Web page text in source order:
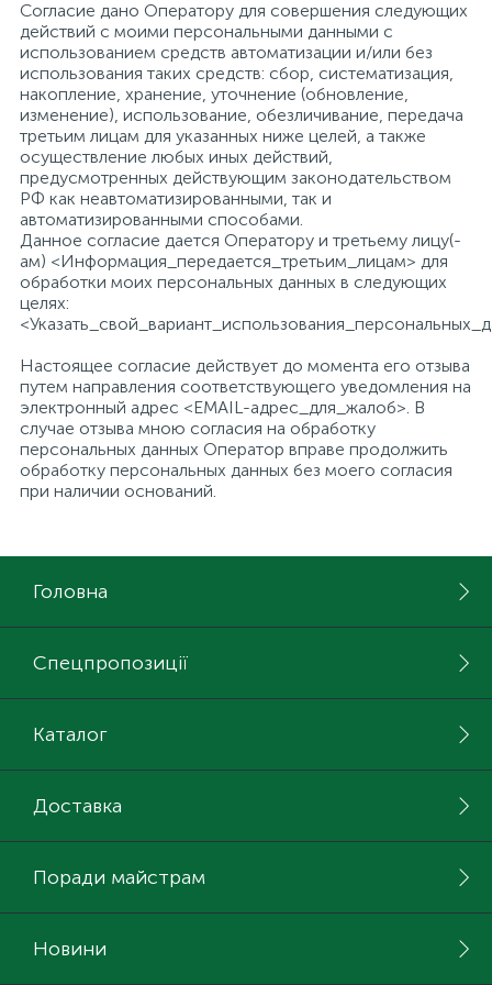
Согласие дано Оператору для совершения следующих
действий с моими персональными данными с
использованием средств автоматизации и/или без
использования таких средств: сбор, систематизация,
накопление, хранение, уточнение (обновление,
изменение), использование, обезличивание, передача
третьим лицам для указанных ниже целей, а также
осуществление любых иных действий,
предусмотренных действующим законодательством
РФ как неавтоматизированными, так и
автоматизированными способами.
Данное согласие дается Оператору и третьему лицу(-
ам) <Информация_передается_третьим_лицам> для
обработки моих персональных данных в следующих
целях:
Настоящее согласие действует до момента его отзыва
путем направления соответствующего уведомления на
электронный адрес <EMAIL-адрес_для_жалоб>. В
случае отзыва мною согласия на обработку
персональных данных Оператор вправе продолжить
обработку персональных данных без моего согласия
при наличии оснований.
Головна
Спецпропозиції
Каталог
Доставка
Поради майстрам
Новини
МДФ
Освітлення для меблів
Петлі та аксесуари
Кріпильна фурнітура
Ніжки, ролики, опори
Заглушки решітки меблеві
Обладнання для торгових приміщень
Кріплення для полиць
Кухонна техніка
Меблі
Ніжки та ролики
Полкотримачi та Консолi
Замки та системи замикання
Розсувні системи для шаф
Наповнення для шаф
Кабельні канали
9
Фурнітура для столів
Крайка паперова з клеєм
Клей та очистник
Hranipex
Luxeform Крайка для панелей Acryl
Kastamonu
ARKOPA
21
Luxeform Крайка для панелей Idea
РОЗПРОДАЖ
69
Розсувні системи ДС
Cтелажна система ARISTO
Вирівнювачі для дверей
Прямолінійне крайкування EVA клеєм
3
Стяжка
Присадка
Послуги з переробки давальницької сировини
Доставка
Прямолінійне крайкування PUR клеєм
3